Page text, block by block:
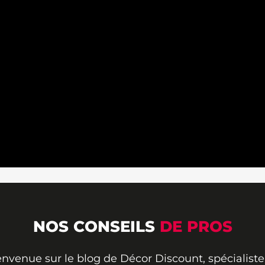
NOS CONSEILS DE PROS
sur le blog de Décor Discount,